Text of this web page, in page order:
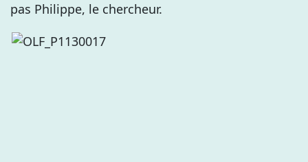
pas Philippe, le chercheur.